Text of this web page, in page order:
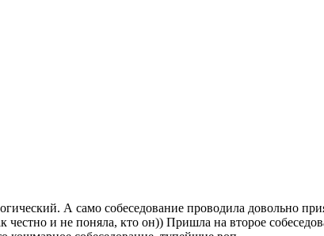
А само собеседование проводила довольно
честно и не поняла, кто он)) Пришла на второе